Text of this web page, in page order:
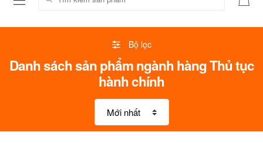
Bộ lọc
Danh sách sản phẩm ngành hàng Thủ tục
hành chính